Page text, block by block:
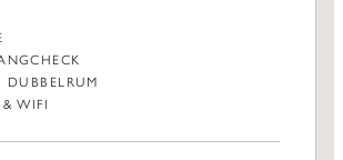
DUBBELRUM
& WIFI